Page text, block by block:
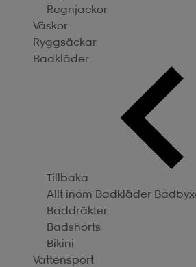
Regnjackor
Väskor
Ryggsäckar
Badkläder
Tillbaka
Allt inom Badkläder
Baddräkter
Badshorts
Bikini
Vattensport